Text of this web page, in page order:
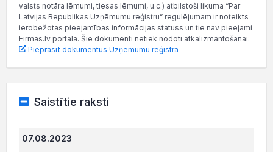
valsts notāra lēmumi, tiesas lēmumi, u.c.) atbilstoši likuma “Par
Latvijas Republikas Uzņēmumu reģistru” regulējumam ir noteikts
ierobežotas pieejamības informācijas statuss un tie nav pieejami
Firmas.lv portālā. Šie dokumenti netiek nodoti atkalizmantošanai.
Pieprasīt dokumentus Uzņēmumu reģistrā
Saistītie raksti
07.08.2023